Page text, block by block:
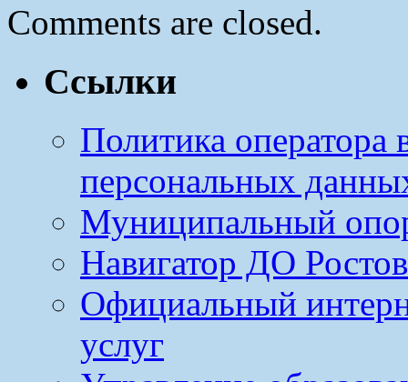
Comments are closed.
Ссылки
Политика оператора
персональных
Муниципальный
Навигатор ДО
Официальный
услуг